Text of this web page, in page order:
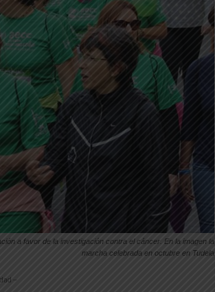
a favor de la investigación contra el cáncer. En la imagen la
marcha celebrada en octubre en Tudela
--